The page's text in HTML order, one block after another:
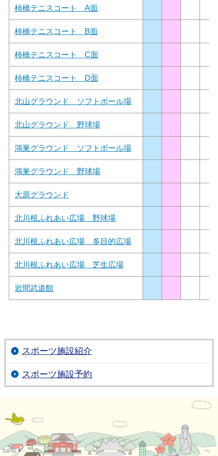
柿橋テニスコート A面
柿橋テニスコート B面
柿橋テニスコート C面
柿橋テニスコート D面
北山グラウンド ソフトボール場
北山グラウンド 野球場
鴻巣グラウンド ソフトボール場
鴻巣グラウンド 野球場
大原グラウンド
北川根ふれあい広場 野球場
北川根ふれあい広場 多目的広場
北川根ふれあい広場 芝生広場
岩間武道館
スポーツ施設紹介
スポーツ施設予約